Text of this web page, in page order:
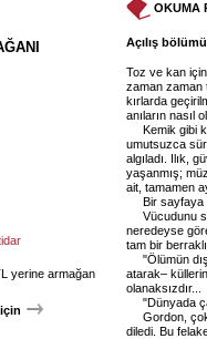
yerine armağan
OKUMA
Açılış
Toz ve kan
zaman zaman
kırlarda
anıların nasıl
Kemik gibi
umutsuzca
algıladı. Ilık,
yaşanmış;
ait, tamamen
Bir sayfaya
Vücudunu
neredeyse
tam bir
"Ölümün
atarak–
olanaksızdır...
"Dünyada
Gordon,
diledi. Bu